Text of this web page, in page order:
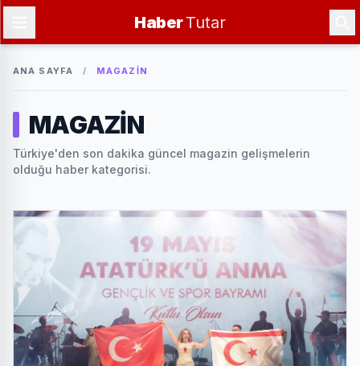
HaberTutar
ANA SAYFA / MAGAZİN
MAGAZİN
Türkiye'den son dakika güncel magazin gelişmelerin
olduğu haber kategorisi.